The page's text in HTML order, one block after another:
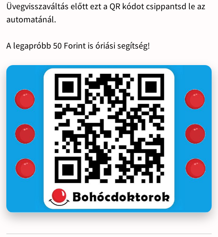
Üvegvisszaváltás előtt ezt a QR kódot csippantsd le az
automatánál.
A legapróbb 50 Forint is óriási segítség!